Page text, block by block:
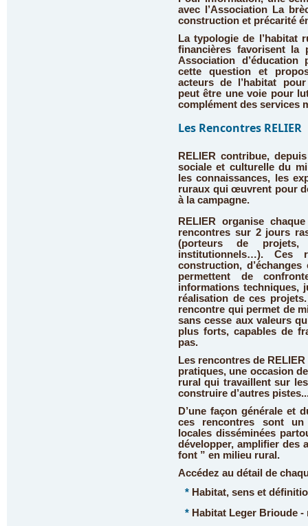
avec l’Association
La
construction et précarité
La typologie de l’habitat
financières favorisent la
Association
cette question et
acteurs de l’habitat
peut être une voie pour
complément des services
Les Rencontres RELIER
RELIER contribue,
sociale et culturelle du
les connaissances, les
ruraux qui œuvrent pour
à la campagne.
RELIER organise
rencontres sur 2 jours
(porteurs de projets,
institutionnels…). Ces
construction,
permettent de
informations techniques,
réalisation de ces
rencontre qui permet de
sans cesse aux valeurs
plus forts, capables de
pas.
Les rencontres de
pratiques, une occasion
rural qui travaillent sur
construire d’autres
D’une façon générale et
ces rencontres sont un
locales disséminées
développer, amplifier des
font ” en milieu rural.
Accédez au détail de
* Habitat, sens et
* Habitat Leger Brioude -